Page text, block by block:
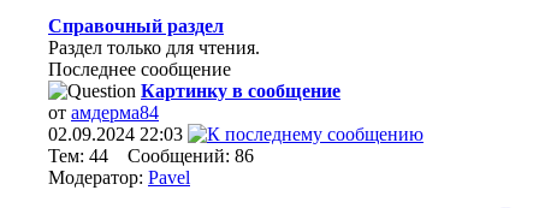
Справочный раздел
Раздел только для чтения.
Последнее сообщение
Картинку в сообщение
от амдерма84
02.09.2024 22:03
Тем: 44 Сообщений: 86
Модератор: Pavel